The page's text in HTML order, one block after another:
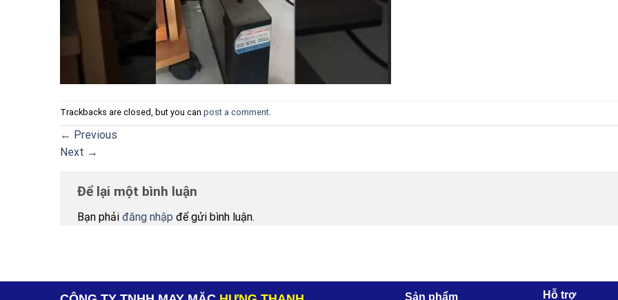
Trackbacks are closed, but you can post a comment
← Previous
Next →
Để lại một bình luận
Bạn phải đăng nhập để gửi bình luận.
Sản phẩm Hỗ trợ